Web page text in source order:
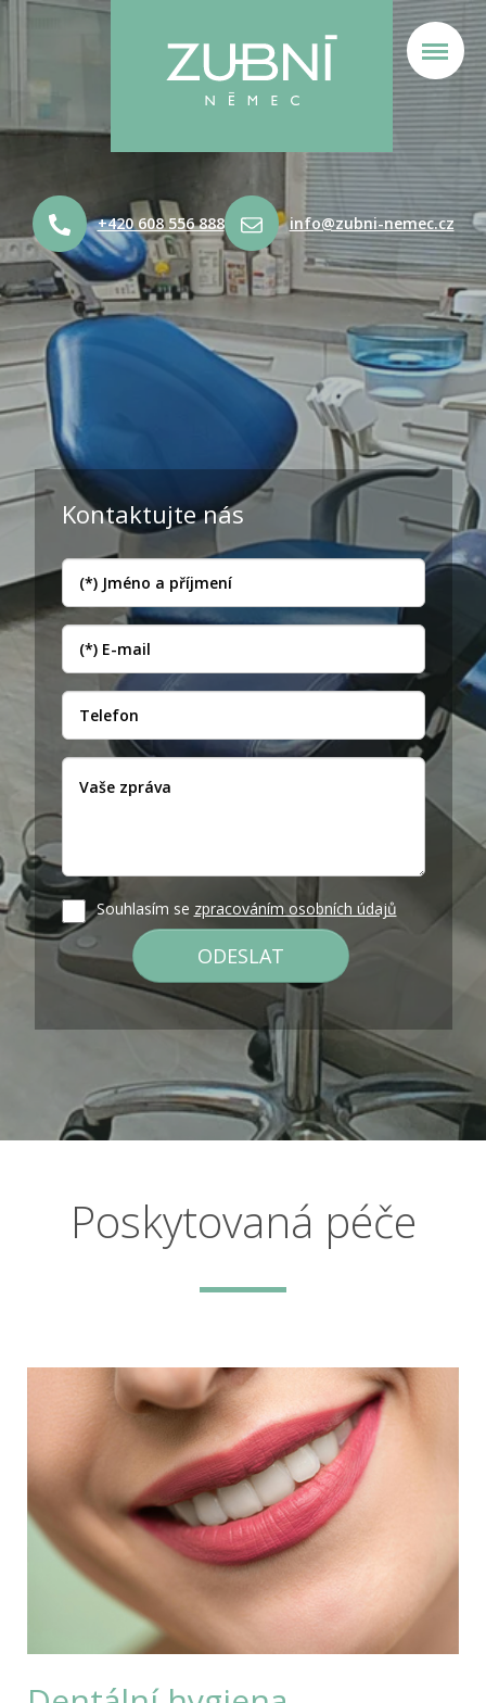
PROFESIONÁLNÍ A KOMFORTNÍ
STOMATOLOGICKÉ OŠETŘENÍ
S INDIVIDUÁLNÍM PŘÍSTUPEM
+420 608 556 888 info@zubni-nemec.cz
Kontaktujte nás
Souhlasím se zpracováním osobních údajů
ODESLAT
Poskytovaná péče